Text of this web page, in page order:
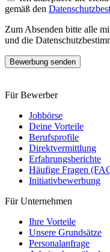
gemäß den
Zum Absenden bitte alle
und die
Bewerbung senden
Für Bewerber
Jobbörse
Deine Vorteile
Berufsprofile
Direktvermittlung
Erfahrungsberichte
Häufige Fragen
Initiativ­bewerbung
Für Unternehmen
Ihre Vorteile
Unsere Grundsätze
Personal­anfrage